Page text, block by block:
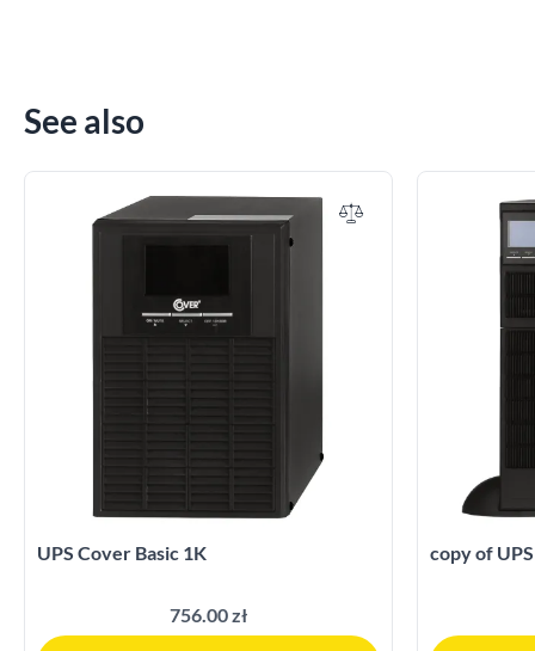
See also
UPS Cover Basic 1K
756.00 zł
copy of